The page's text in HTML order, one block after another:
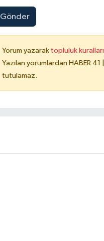
Gönder
Yorum yazarak topluluk
Yazılan yorumlardan HABER
tutulamaz.